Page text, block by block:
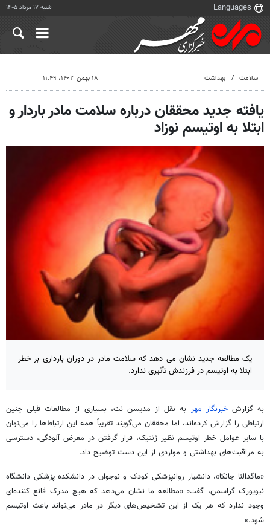
شنبه ۱۷ مرداد ۱۴۰۵
سلامت بهداشت ۱۸ بهمن ۱۴۰۳، ۱۱:۴۹
یافته جدید محققان درباره سلامت مادر باردار و
ابتلا به اوتیسم نوزاد
یک مطالعه جدید نشان می دهد که سلامت مادر در دوران بارداری بر خطر
ابتلا به اوتیسم در فرزندش تأثیری ندارد.
به گزارش خبرنگار مهر به نقل از مدیسن نت، بسیاری از مطالعات قبلی چنین
ارتباطی را گزارش کرده‌اند، اما محققان می‌گویند تقریباً همه این ارتباط‌ها را می‌توان
با سایر عوامل خطر اوتیسم نظیر ژنتیک، قرار گرفتن در معرض آلودگی، دسترسی
به مراقبت‌های بهداشتی و مواردی از این دست توضیح داد.
«ماگدالنا جانکا»، دانشیارروانپزشکی کودک و نوجوان در دانشکده پزشکی دانشگاه
نیویورکگراسمن، گفت: «مطالعه ما نشان می‌دهد که هیچ مدرک قانع کننده‌ای
وجود ندارد که هر یک از این تشخیص‌های دیگر در مادر می‌تواند باعث اوتیسم
شود.»